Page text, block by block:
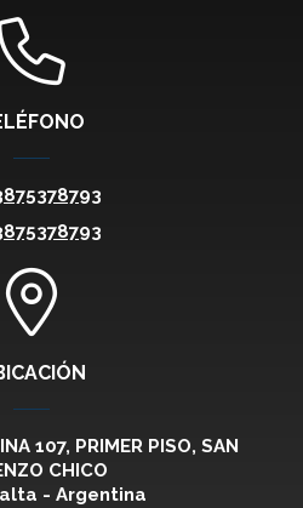
107, PRIMER PISO, SAN
CHICO
- Argentina